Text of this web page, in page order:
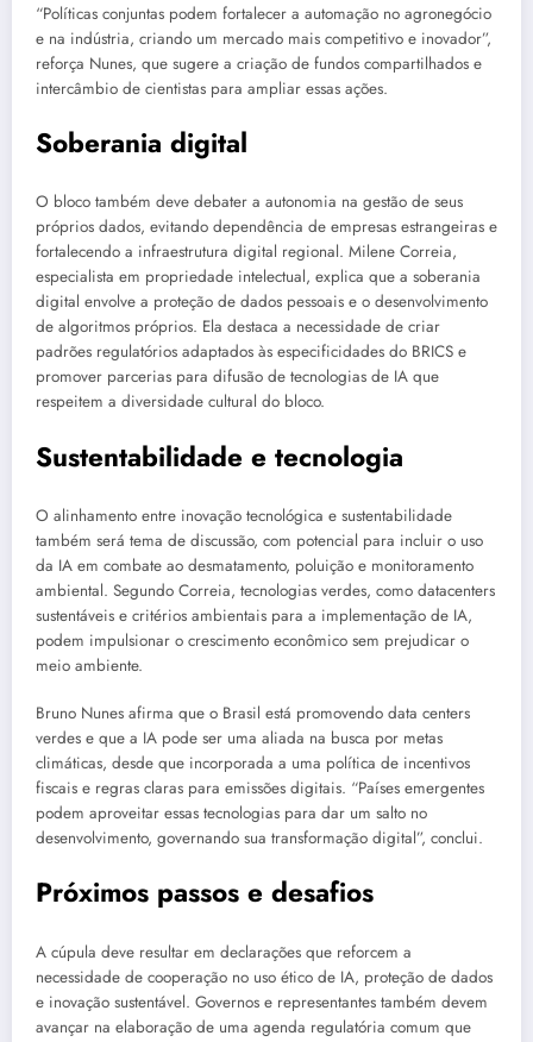
“Políticas conjuntas podem fortalecer a automação no agronegócio
e na indústria, criando um mercado mais competitivo e inovador”,
reforça Nunes, que sugere a criação de fundos compartilhados e
intercâmbio de cientistas para ampliar essas ações.
Soberania digital
O bloco também deve debater a autonomia na gestão de seus
próprios dados, evitando dependência de empresas estrangeiras e
fortalecendo a infraestrutura digital regional. Milene Correia,
especialista em propriedade intelectual, explica que a soberania
digital envolve a proteção de dados pessoais e o desenvolvimento
de algoritmos próprios. Ela destaca a necessidade de criar
padrões regulatórios adaptados às especificidades do BRICS e
promover parcerias para difusão de tecnologias de IA que
respeitem a diversidade cultural do bloco.
Sustentabilidade e tecnologia
O alinhamento entre inovação tecnológica e sustentabilidade
também será tema de discussão, com potencial para incluir o uso
da IA em combate ao desmatamento, poluição e monitoramento
ambiental. Segundo Correia, tecnologias verdes, como datacenters
sustentáveis e critérios ambientais para a implementação de IA,
podem impulsionar o crescimento econômico sem prejudicar o
meio ambiente.
Bruno Nunes afirma que o Brasil está promovendo data centers
verdes e que a IA pode ser uma aliada na busca por metas
climáticas, desde que incorporada a uma política de incentivos
fiscais e regras claras para emissões digitais. “Países emergentes
podem aproveitar essas tecnologias para dar um salto no
desenvolvimento, governando sua transformação digital”, conclui.
Próximos passos e desafios
A cúpula deve resultar em declarações que reforcem a
necessidade de cooperação no uso ético de IA, proteção de dados
e inovação sustentável. Governos e representantes também devem
avançar na elaboração de uma agenda regulatória comum que